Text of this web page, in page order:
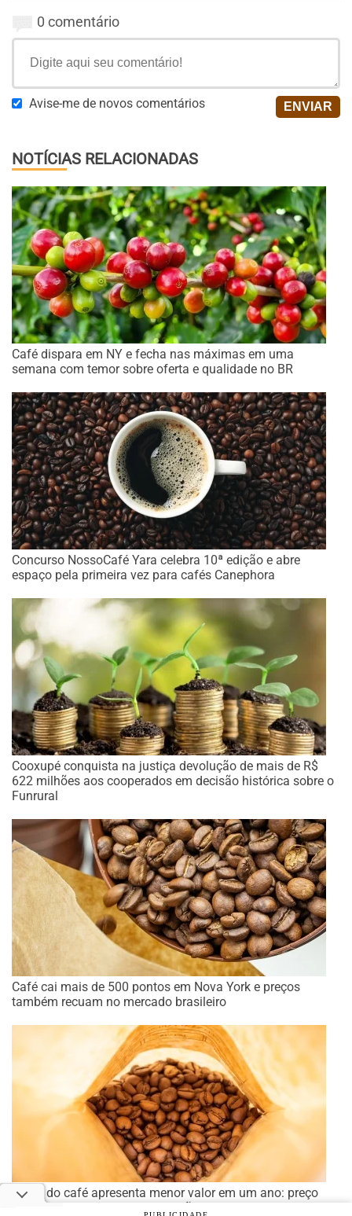
0 comentário
Avise-me de novos comentários
NOTÍCIAS RELACIONADAS
Café dispara em NY e fecha nas máximas em uma
semana com temor sobre oferta e qualidade no BR
Concurso NossoCafé Yara celebra 10ª edição e abre
espaço pela primeira vez para cafés Canephora
Cooxupé conquista na justiça devolução de mais de R$
622 milhões aos cooperados em decisão histórica sobre o
Funrural
Café cai mais de 500 pontos em Nova York e preços
também recuam no mercado brasileiro
Preço do café apresenta menor valor em um ano: preço
médio diminuiu 21,2% em relação ao ano passado